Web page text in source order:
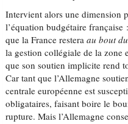
Intervient alors une dimension
l’équation budgétaire
que la France resteraau bout
la gestion collégiale de la zone
que son soutien implicite rend
Car tant que l’Allemagne
centrale européenne est
obligataires, faisant boire le
rupture. Mais l’Allemagne